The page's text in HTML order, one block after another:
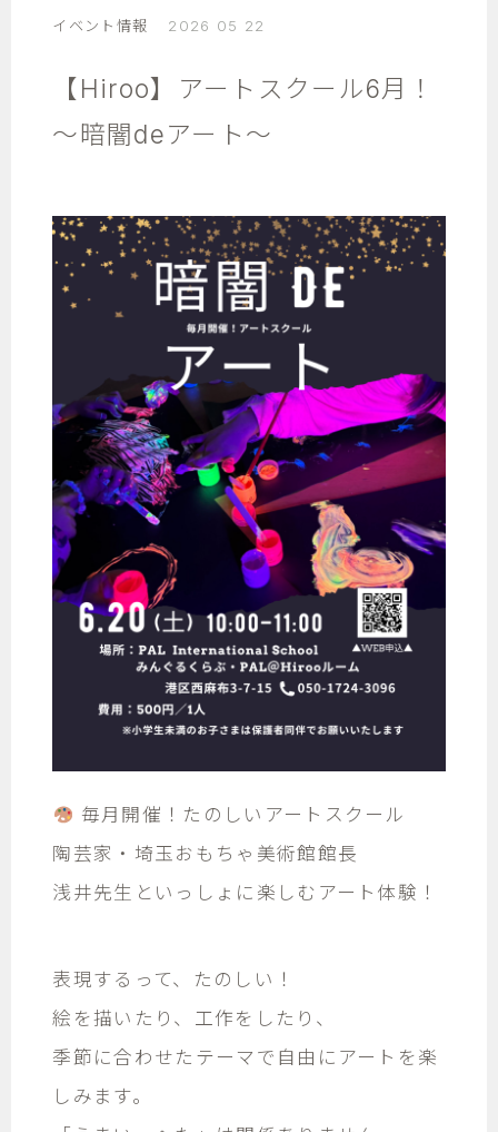
イベント情報 2026 05 22
【Hiroo】アートスクール6月！
～暗闇deアート～
毎月開催！たのしいアートスクール
陶芸家・埼玉おもちゃ美術館館長
浅井先生といっしょに楽しむアート体験！
表現するって、たのしい！
絵を描いたり、工作をしたり、
季節に合わせたテーマで自由にアートを楽
しみます。